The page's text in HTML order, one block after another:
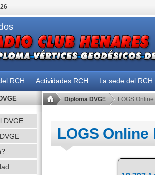
RCH Actividades RCH La sede del RCH
Diploma DVGE LOGS Online
LOGS Online
DVGE